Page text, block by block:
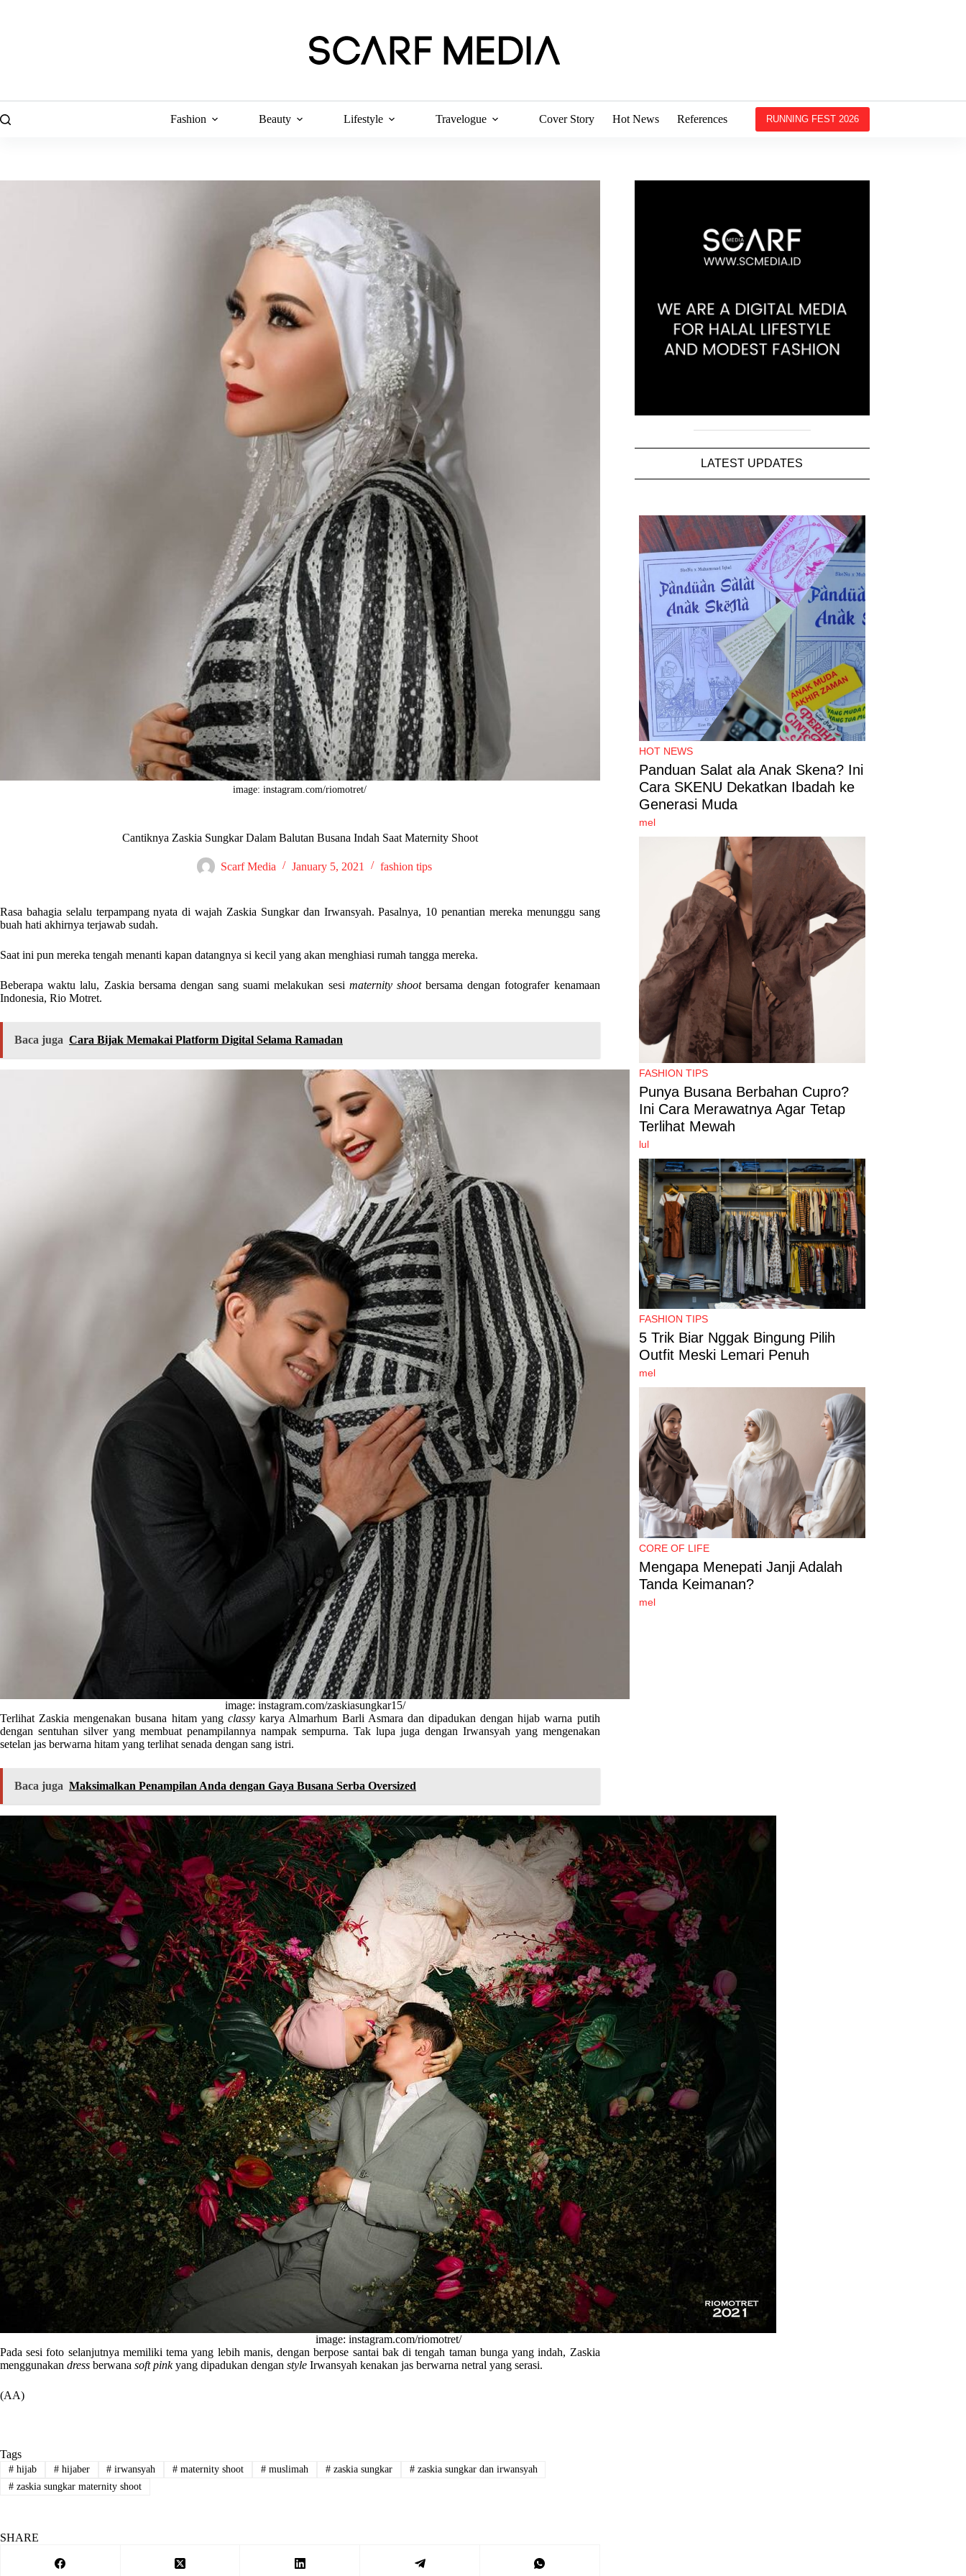
Fashion Beauty Lifestyle Travelogue Cover Story Hot News References RUNNING FEST 2026
image: instagram.com/riomotret/
Cantiknya Zaskia Sungkar Dalam Balutan Busana Indah Saat Maternity Shoot
Scarf Media January 5, 2021 fashion tips
Rasa bahagia selalu terpampang nyata di wajah Zaskia Sungkar dan Irwansyah. Pasalnya, 10 penantian mereka menunggu sang
buah hati akhirnya terjawab sudah.
Saat ini pun mereka tengah menanti kapan datangnya si kecil yang akan menghiasi rumah tangga mereka.
Beberapa waktu lalu, Zaskia bersama dengan sang suami melakukan sesi maternity shootbersama dengan fotografer kenamaan
Indonesia, Rio Motret.
Baca juga Cara Bijak Memakai Platform Digital Selama Ramadan
image: instagram.com/zaskiasungkar15/
Terlihat Zaskia mengenakan busana hitam yang classykarya Almarhum Barli Asmara dan dipadukan dengan hijab warna putih
dengan sentuhan silver yang membuat penampilannya nampak sempurna. Tak lupa juga dengan Irwansyah yang mengenakan
setelan jas berwarna hitam yang terlihat senada dengan sang istri.
Baca juga Maksimalkan Penampilan Anda dengan Gaya Busana Serba Oversized
image: instagram.com/riomotret/
Pada sesi foto selanjutnya memiliki tema yang lebih manis, dengan berpose santai bak di tengah taman bunga yang indah, Zaskia
menggunakan dress berwana soft pinkyang dipadukan dengan style Irwansyah kenakan jas berwarna netral yang serasi.
(AA)
Tags
#hijab #hijaber # irwansyah # maternity shoot # muslimah #zaskia sungkar #zaskia sungkar dan irwansyah
#zaskia sungkar maternity shoot
SHARE
LATEST UPDATES
HOT NEWS
Panduan Salat ala Anak Skena? Ini
Cara SKENU Dekatkan Ibadah ke
Generasi Muda
mel
FASHION TIPS
Punya Busana Berbahan Cupro?
Ini Cara Merawatnya Agar Tetap
Terlihat Mewah
lul
FASHION TIPS
5 Trik Biar Nggak Bingung Pilih
Outfit Meski Lemari Penuh
mel
CORE OF LIFE
Mengapa Menepati Janji Adalah
Tanda Keimanan?
mel